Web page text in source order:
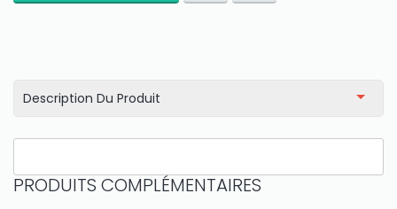
Description Du Produit
PRODUITS COMPLÉMENTAIRES